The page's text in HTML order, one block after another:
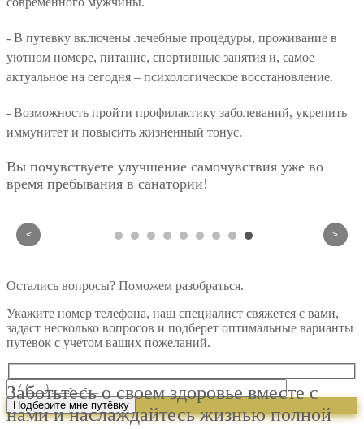
- В путевку включены лечебные процедуры, проживание в
уютном номере, питание, спортивные занятия и, самое
актуальное на сегодня – психологическое восстановление.
- Возможность пройти профилактику заболеваний, укрепить
иммунитет и повысить жизненный тонус.
Вы почувствуете улучшение самочувствия уже во
время пребывания в санатории!
< >
Остались вопросы? Поможем разобраться.
Укажите номер телефона, наш специалист свяжется с вами,
задаст несколько вопросов и подберет оптимальные варианты
путевок с учетом ваших пожеланий.
Заботьтесь о своем здоровье вместе с
нами и наслаждайтесь жизнью полной